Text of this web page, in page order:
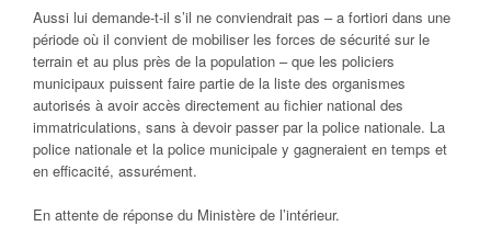
Aussi lui demande-t-il s’il ne conviendrait pas – a fortiori dans une
période où il convient de mobiliser les forces de sécurité sur le
terrain et au plus près de la population – que les policiers
municipaux puissent faire partie de la liste des organismes
autorisés à avoir accès directement au fichier national des
immatriculations, sans à devoir passer par la police nationale. La
police nationale et la police municipale y gagneraient en temps et
en efficacité, assurément.
En attente de réponse du Ministère de l’intérieur.